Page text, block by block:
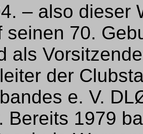
– also dieser
seinen 70.
als
der
e. V.
Bereits 1979